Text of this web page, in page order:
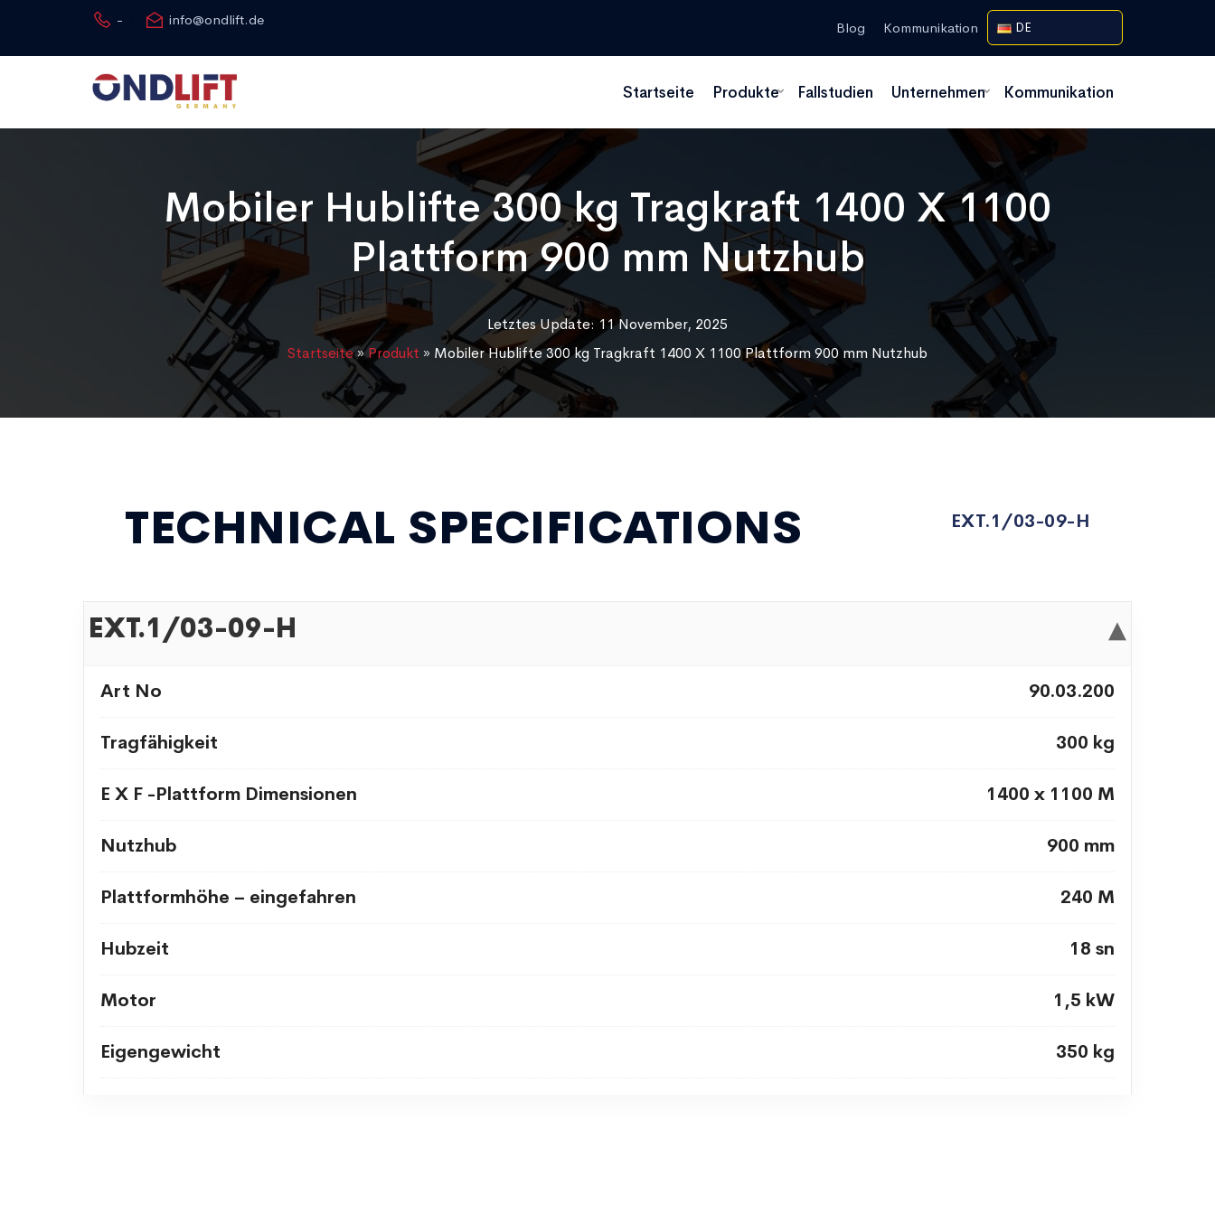
- info@ondlift.de Blog Kommunikation DE
Startseite Produkte Fallstudien Unternehmen Kommunikation
Mobiler Hublifte 300 kg Tragkraft 1400 X 1100
Plattform 900 mm Nutzhub
Letztes Update: 11 November, 2025
Startseite»Produkt » Mobiler Hublifte 300 kg Tragkraft 1400 X 1100 Plattform 900 mm Nutzhub
TECHNICAL SPECIFICATIONS EXT.1/03-09-H
EXT.1/03-09-H ▾
Art No 90.03.200
Tragfähigkeit 300 kg
E X F -Plattform Dimensionen 1400 x 1100 M
Nutzhub 900 mm
Plattformhöhe – eingefahren 240 M
Hubzeit 18 sn
Motor 1,5 kW
Eigengewicht 350 kg